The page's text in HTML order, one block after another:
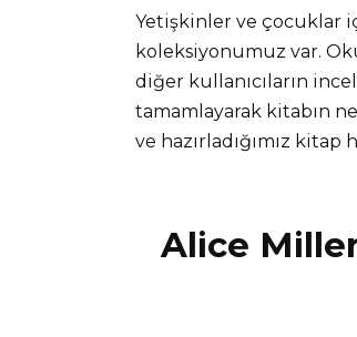
Yetişkinler ve çocuklar
koleksiyonumuz var.
diğer kullanıcıların
tamamlayarak kitabın
ve hazırladığımız
Alice